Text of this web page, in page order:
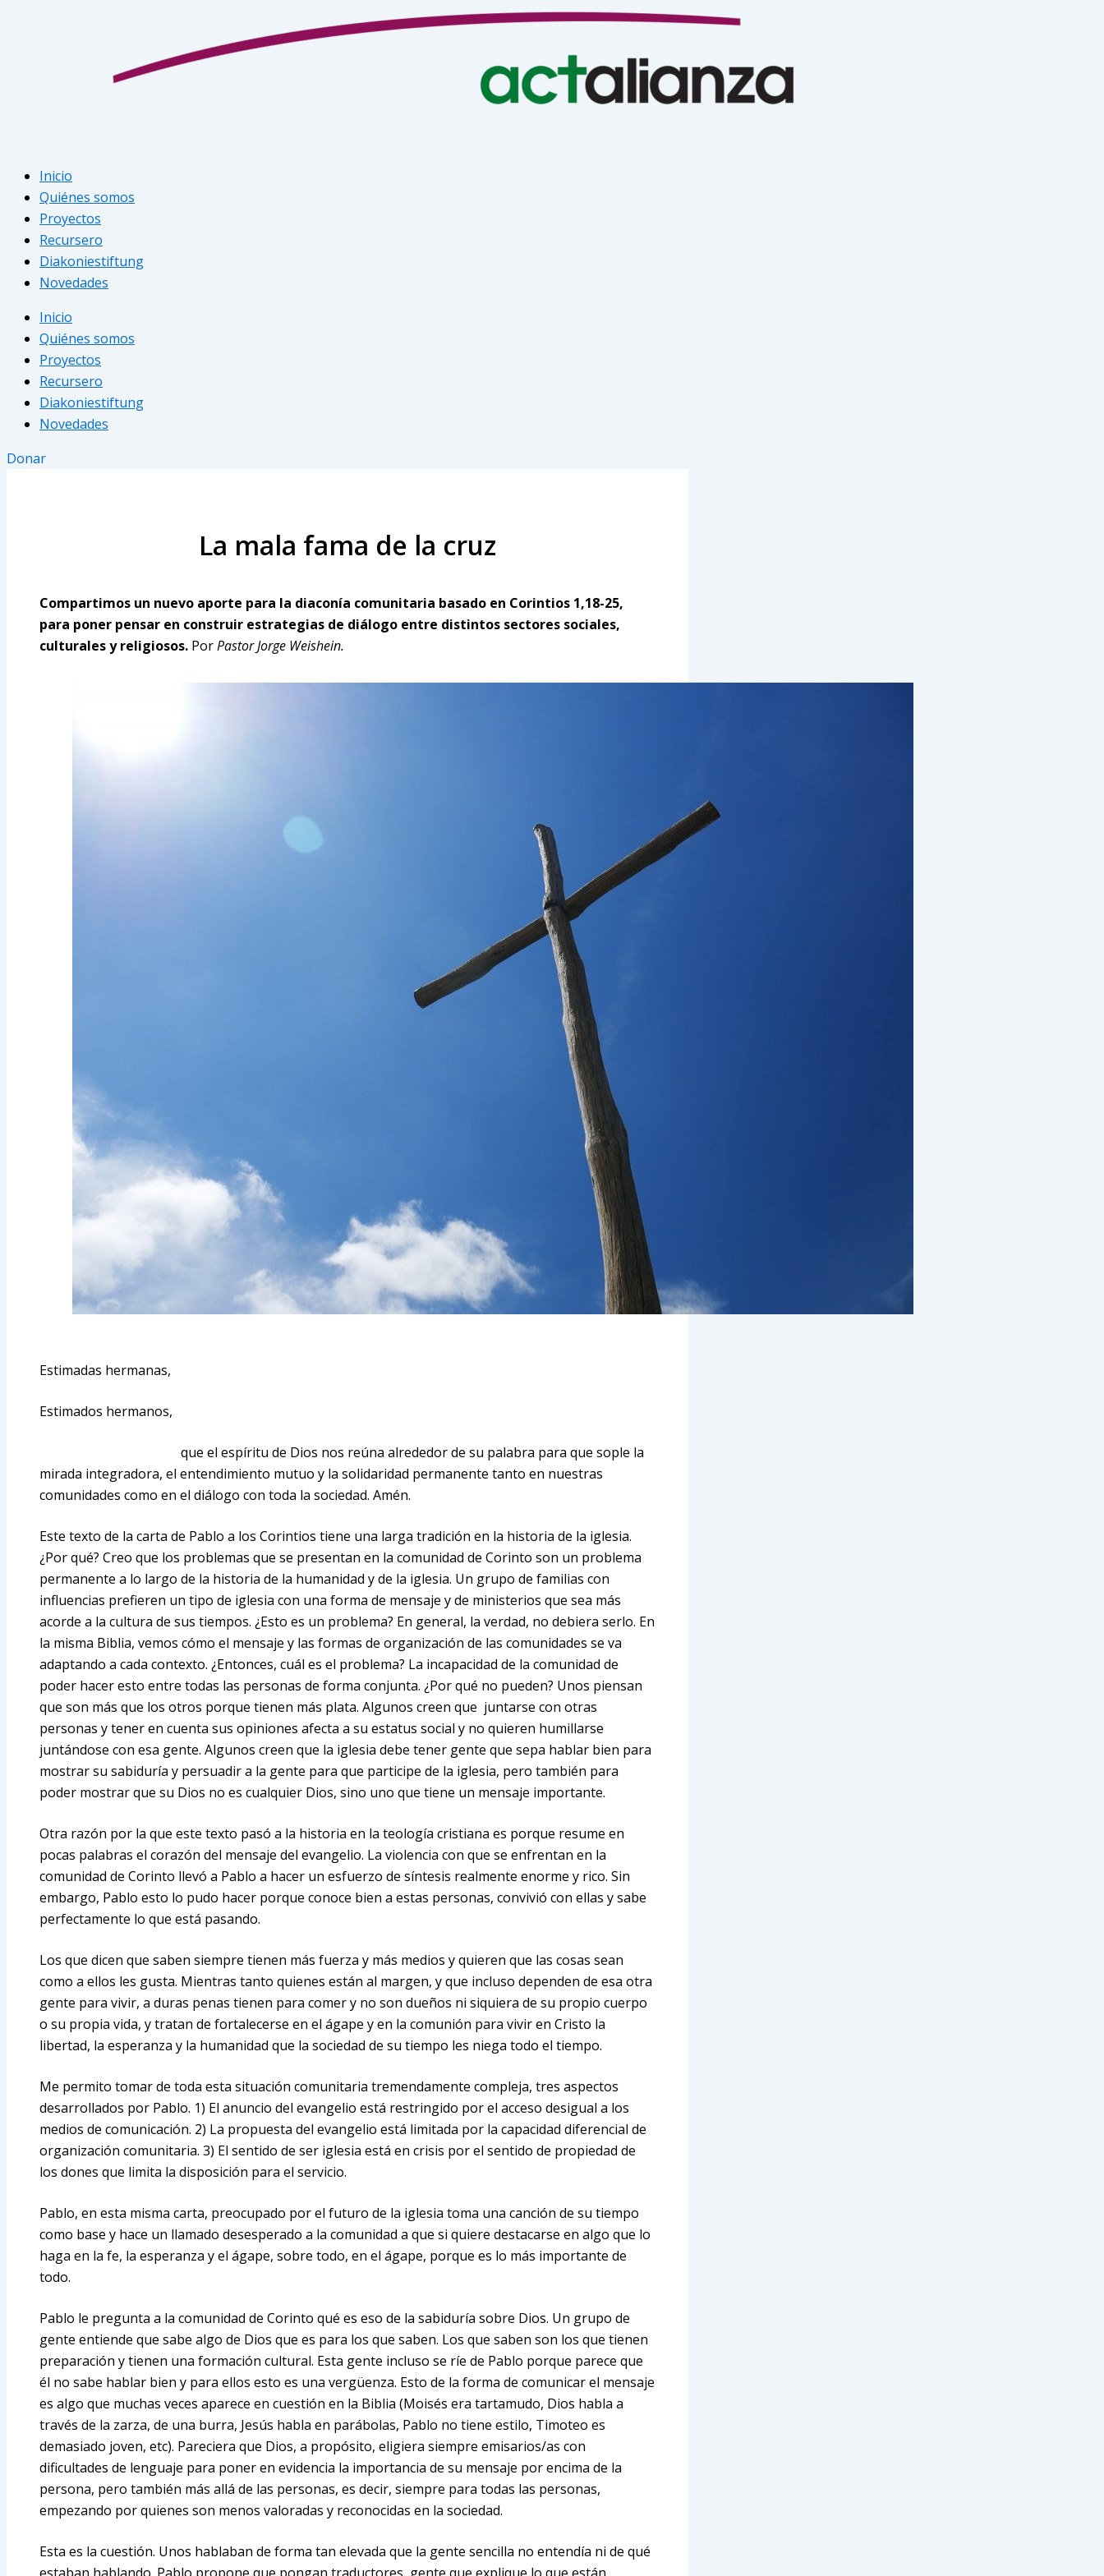
Inicio
Quiénes somos
Proyectos
Recursero
Diakoniestiftung
Novedades
Inicio
Quiénes somos
Proyectos
Recursero
Diakoniestiftung
Novedades
Donar
La mala fama de la cruz
Compartimos un nuevo aporte para la diaconía comunitaria basado en Corintios 1,18-25,
para poner pensar en construir estrategias de diálogo entre distintos sectores sociales,
culturales y religiosos. PorPastor Jorge Weishein.
Estimadas hermanas,
Estimados hermanos,
que el espíritu de Dios nos reúna alrededor de su palabra para que sople la
mirada integradora, el entendimiento mutuo y la solidaridad permanente tanto en nuestras
comunidades como en el diálogo con toda la sociedad. Amén.
Este texto de la carta de Pablo a los Corintios tiene una larga tradición en la historia de la iglesia.
¿Por qué? Creo que los problemas que se presentan en la comunidad de Corinto son un problema
permanente a lo largo de la historia de la humanidad y de la iglesia. Un grupo de familias con
influencias prefieren un tipo de iglesia con una forma de mensaje y de ministerios que sea más
acorde a la cultura de sus tiempos. ¿Esto es un problema? En general, la verdad, no debiera serlo. En
la misma Biblia, vemos cómo el mensaje y las formas de organización de las comunidades se va
adaptando a cada contexto. ¿Entonces, cuál es el problema? La incapacidad de la comunidad de
poder hacer esto entre todas las personas de forma conjunta. ¿Por qué no pueden? Unos piensan
que son más que los otros porque tienen más plata. Algunos creen que juntarse con otras
personas y tener en cuenta sus opiniones afecta a su estatus social y no quieren humillarse
juntándose con esa gente. Algunos creen que la iglesia debe tener gente que sepa hablar bien para
mostrar su sabiduría y persuadir a la gente para que participe de la iglesia, pero también para
poder mostrar que su Dios no es cualquier Dios, sino uno que tiene un mensaje importante.
Otra razón por la que este texto pasó a la historia en la teología cristiana es porque resume en
pocas palabras el corazón del mensaje del evangelio. La violencia con que se enfrentan en la
comunidad de Corinto llevó a Pablo a hacer un esfuerzo de síntesis realmente enorme y rico. Sin
embargo, Pablo esto lo pudo hacer porque conoce bien a estas personas, convivió con ellas y sabe
perfectamente lo que está pasando.
Los que dicen que saben siempre tienen más fuerza y más medios y quieren que las cosas sean
como a ellos les gusta. Mientras tanto quienes están al margen, y que incluso dependen de esa otra
gente para vivir, a duras penas tienen para comer y no son dueños ni siquiera de su propio cuerpo
o su propia vida, y tratan de fortalecerse en el ágape y en la comunión para vivir en Cristo la
libertad, la esperanza y la humanidad que la sociedad de su tiempo les niega todo el tiempo.
Me permito tomar de toda esta situación comunitaria tremendamente compleja, tres aspectos
desarrollados por Pablo. 1) El anuncio del evangelio está restringido por el acceso desigual a los
medios de comunicación. 2) La propuesta del evangelio está limitada por la capacidad diferencial de
organización comunitaria. 3) El sentido de ser iglesia está en crisis por el sentido de propiedad de
los dones que limita la disposición para el servicio.
Pablo, en esta misma carta, preocupado por el futuro de la iglesia toma una canción de su tiempo
como base y hace un llamado desesperado a la comunidad a que si quiere destacarse en algo que lo
haga en la fe, la esperanza y el ágape, sobre todo, en el ágape, porque es lo más importante de
todo.
Pablo le pregunta a la comunidad de Corinto qué es eso de la sabiduría sobre Dios. Un grupo de
gente entiende que sabe algo de Dios que es para los que saben. Los que saben son los que tienen
preparación y tienen una formación cultural. Esta gente incluso se ríe de Pablo porque parece que
él no sabe hablar bien y para ellos esto es una vergüenza. Esto de la forma de comunicar el mensaje
es algo que muchas veces aparece en cuestión en la Biblia (Moisés era tartamudo, Dios habla a
través de la zarza, de una burra, Jesús habla en parábolas, Pablo no tiene estilo, Timoteo es
demasiado joven, etc). Pareciera que Dios, a propósito, eligiera siempre emisarios/as con
dificultades de lenguaje para poner en evidencia la importancia de su mensaje por encima de la
persona, pero también más allá de las personas, es decir, siempre para todas las personas,
empezando por quienes son menos valoradas y reconocidas en la sociedad.
Esta es la cuestión. Unos hablaban de forma tan elevada que la gente sencilla no entendía ni de qué